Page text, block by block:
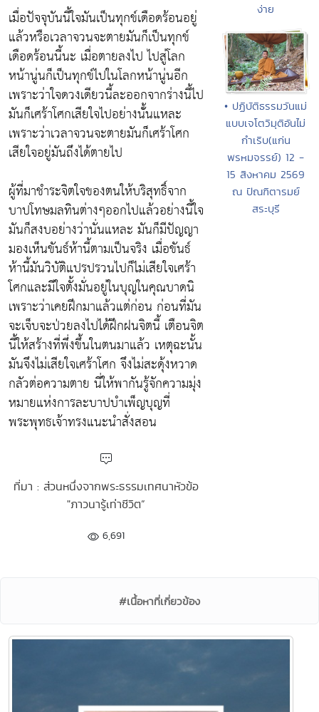
เมื่อปัจจุบันนี้ใจมันเป็นทุกข์เดือดร้อนอยู่
แล้วหรือเวลาจวนจะตายมันก็เป็นทุกข์
เดือดร้อนนี้นะ เมื่อตายลงไป ไปสู่โลก
หน้านู่นก็เป็นทุกข์ไปในโลกหน้านู่นอีก
เพราะว่าใจดวงเดียวนี้ละออกจากร่างนี้ไป
มันก็เศร้าโศกเสียใจไปอย่างนั้่นแหละ
เพราะว่าเวลาจวนจะตายมันก็เศร้าโศก
เสียใจอยู่มันถึงได้ตายไป
ผู้ที่มาชำระจิตใจของตนให้บริสุทธิ์จาก
บาปโทษมลทินต่างๆออกไปแล้วอย่างนี้ใจ
มันก็สงบอย่างว่านั่นแหละ มันก็มีปัญญา
มองเห็นขันธ์ห้านี้ตามเป็นจริง เมื่อขันธ์
ห้านี้มันวิบัติแปรปรวนไปก็ไม่เสียใจเศร้า
โศกและมีใจตั้งมั่นอยู่ในบุญในคุณบาดนิ
เพราะว่าเคยฝึกมาแล้วแต่ก่อน ก่อนที่มัน
จะเจ็บจะป่วยลงไปได้ฝึกฝนจิตนี้ เตือนจิต
นี้ให้สร้างที่พึ่งขึ้นในตนมาแล้ว เหตุฉะนั้น
มันจึงไม่เสียใจเศร้าโศก จึงไม่สะดุ้งหวาด
กลัวต่อความตาย นี่ให้พากันรู้จักความมุ่ง
หมายแห่งการละบาปบำเพ็ญบุญที่
พระพุทธเจ้าทรงแนะนำสั่งสอน
ที่มา : ส่วนหนึ่งจากพระธรรมเทศนาหัวข้อ
"ภาวนารู้เท่าชีวิต”
6,691
ง่าย
• ปฏิบัติธรรมวันแม่
แบบเจโตวิมุติอันไม่
กำเริบ(แก่น
พรหมจรรย์) 12 -
15 สิงหาคม 2569
ณ ปัณฑิตารมย์
สระบุรี
#เนื้อหาที่เกี่ยวข้อง